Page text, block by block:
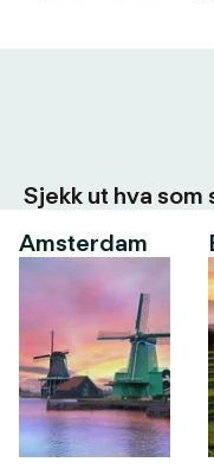
Sjekk ut hva
Amsterdam